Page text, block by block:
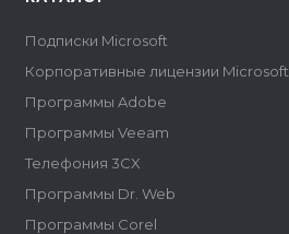
Подписки Microsoft
Корпоративные лицензии Microsoft
Программы Adobe
Программы Veeam
Телефония 3CX
Программы Dr. Web
Программы Corel